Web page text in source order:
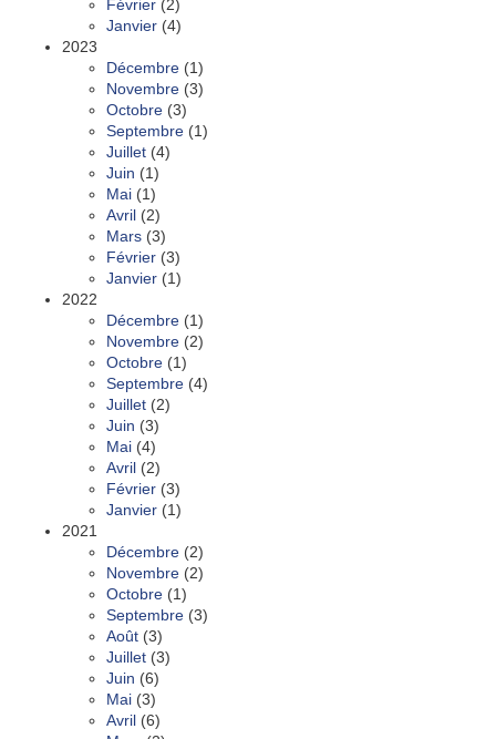
Février (2)
Janvier (4)
2023
Décembre (1)
Novembre (3)
Octobre (3)
Septembre (1)
Juillet (4)
Juin (1)
Mai (1)
Avril (2)
Mars (3)
Février (3)
Janvier (1)
2022
Décembre (1)
Novembre (2)
Octobre (1)
Septembre (4)
Juillet (2)
Juin (3)
Mai (4)
Avril (2)
Février (3)
Janvier (1)
2021
Décembre (2)
Novembre (2)
Octobre (1)
Septembre (3)
Août (3)
Juillet (3)
Juin (6)
Mai (3)
Avril (6)